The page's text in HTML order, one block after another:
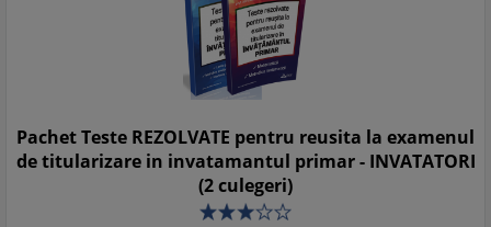
Pachet Teste REZOLVATE pentru reusita la examenul
de titularizare in invatamantul primar - INVATATORI
(2 culegeri)